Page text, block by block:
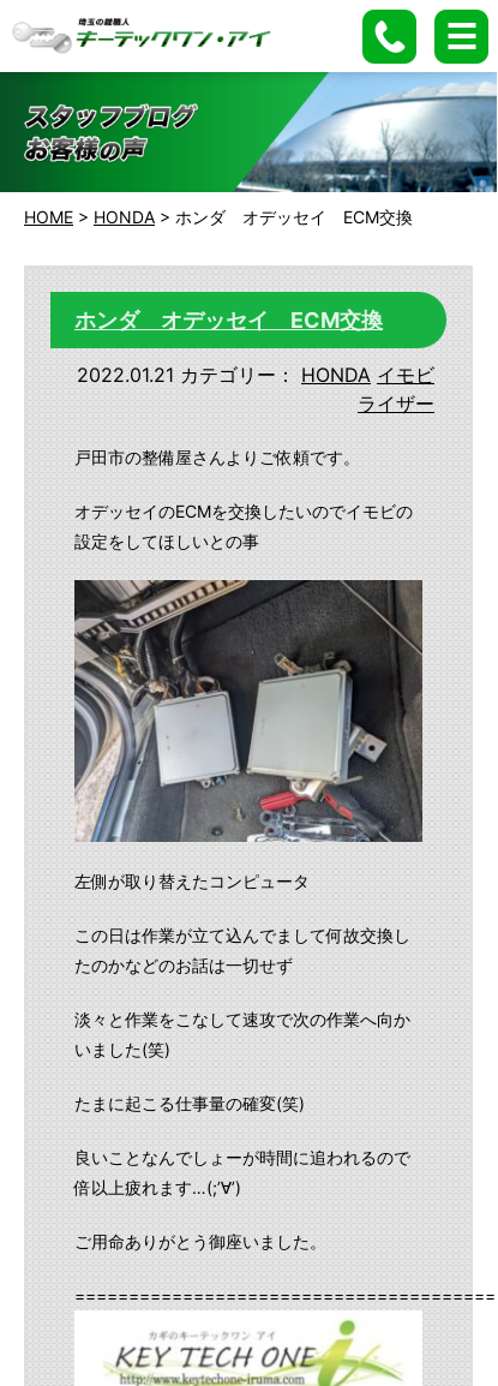
HOME > HONDA > ホンダ オデッセイ ECM交換
ホンダ オデッセイ ECM交換
2022.01.21 カテゴリー： HONDA イモビ
ライザー
戸田市の整備屋さんよりご依頼です。
オデッセイのECMを交換したいのでイモビの
設定をしてほしいとの事
左側が取り替えたコンピュータ
この日は作業が立て込んでまして何故交換し
たのかなどのお話は一切せず
淡々と作業をこなして速攻で次の作業へ向か
いました(笑)
たまに起こる仕事量の確変(笑)
良いことなんでしょーが時間に追われるので
倍以上疲れます…(;’∀’)
ご用命ありがとう御座いました。